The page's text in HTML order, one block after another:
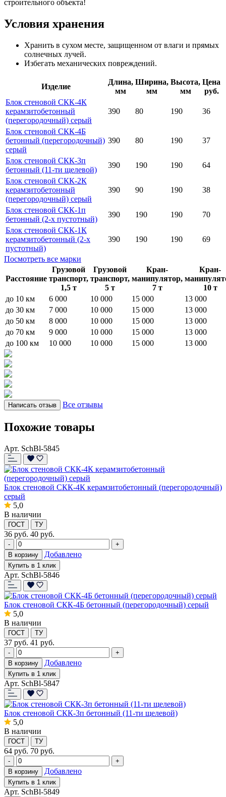
строительного объекта!
Условия хранения
Хранить в сухом месте, защищенном от влаги и прямых
солнечных лучей.
Избегать механических повреждений.
Изделие
Длина,
мм
Ширина,
мм
Высота,
мм
Цена
руб.
Блок стеновой СКК-4К
керамзитобетонный
(перегородочный) серый
390 80 190 36
Блок стеновой СКК-4Б
бетонный (перегородочный)
серый
390 80 190 37
Блок стеновой СКК-3п
бетонный (11-ти щелевой)
390 190 190
64
Блок стеновой СКК-2К
керамзитобетонный
(перегородочный) серый
390 90 190 38
Блок стеновой СКК-1п
бетонный (2-х пустотный)
390 190 190
70
Блок стеновой СКК-1К
керамзитобетонный (2-х
пустотный)
390 190 190 69
Посмотреть все марки
Расстояние
Грузовой
транспорт,
1,5 т
Грузовой
транспорт,
5 т
Кран-
манипулятор,
7 т
Кран-
10 т
до 10 км
6 000 10 000 15 000
13 000
до 30 км
7 000 10 000 15 000
13 000
до 50 км
8 000 10 000 15 000
13 000
до 70 км
9 000 10 000 15 000
13 000
до 100 км
10 000 10 000 15 000 13 000
Написать отзыв Все отзывы
Похожие товары
Арт. SchBl-5845
Блок стеновой СКК-4К керамзитобетонный (перегородочный)
серый
5,0
В наличии
ГОСТ ТУ
36 руб. 40 руб.
-
+
В корзину
Добавлено
Купить в 1 клик
Арт. SchBl-5846
Блок стеновой СКК-4Б бетонный (перегородочный) серый
5,0
В наличии
ГОСТ ТУ
37 руб. 41 руб.
-
+
В корзину
Добавлено
Купить в 1 клик
Арт. SchBl-5847
Блок стеновой СКК-3п бетонный (11-ти щелевой)
5,0
В наличии
ГОСТ ТУ
64 руб. 70 руб.
-
+
В корзину
Добавлено
Купить в 1 клик
Арт. SchBl-5849